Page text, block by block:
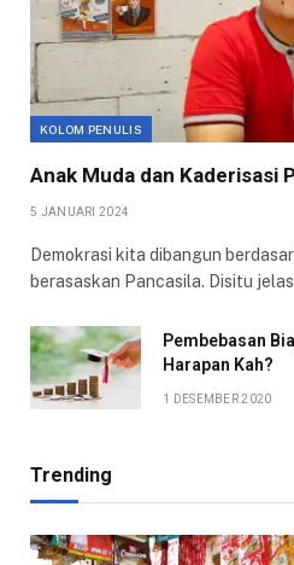
KOLOM PENULIS
Anak Muda dan Kaderisasi
5 JANUARI 2024
Demokrasi kita dibangun
berasaskan Pancasila. Disitu
Pembebasan
Harapan Kah?
1 DESEMBER 2020
Trending